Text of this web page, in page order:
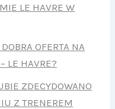
LE HAVRE W
OFERTA NA
LE HAVRE?
ZDECYDOWANO
Z TRENEREM